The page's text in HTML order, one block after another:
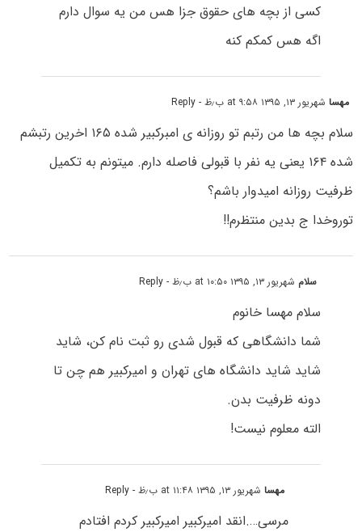
کسی از بچه های حقوق جزا هس من یه سوال دارم
اگه هس کمکم کنه
مهساشهریور ۱۳, ۱۳۹۵ at ۹:۵۸ ب٫ظ - Reply
سلام بچه ها من رتبم تو روزانه ی امبرکبیر شده ۱۶۵ اخرین رتبشم
شده ۱۶۴ یعنی یه نفر با قبولی فاصله دارم. میتونم به تکمیل
ظرفیت روزانه امیدوار باشم؟
توروخدا ج بدین منتظرم!!
سلام شهریور ۱۳, ۱۳۹۵ at ۱۰:۵۰ ب٫ظ - Reply
سلام مهسا خانوم
شما دانشگاهی که قبول شدی رو ثبت نام کن، شاید
شاید شاید دانشگاه های تهران و امیرکبیر هم چن تا
دونه ظرفیت بدن.
الته معلوم نیست!
مهساشهریور ۱۳, ۱۳۹۵ at ۱۱:۴۸ ب٫ظ - Reply
مرسی….انقد امیرکبیر امیرکبیر کردم افتادم